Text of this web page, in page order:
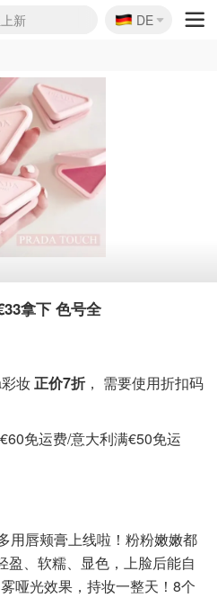
新
大促
失效
折
外叠85折
每日更新
起+叠9折
🇩🇪
DE
拿下 色号全
妆正价7折 ， 需要使用折扣码
免运费/意大利满€50免运
用唇颊膏上线啦！粉粉嫩嫩都
盈、软糯、显色，上脸后能自
哑光效果，持妆一整天！8个